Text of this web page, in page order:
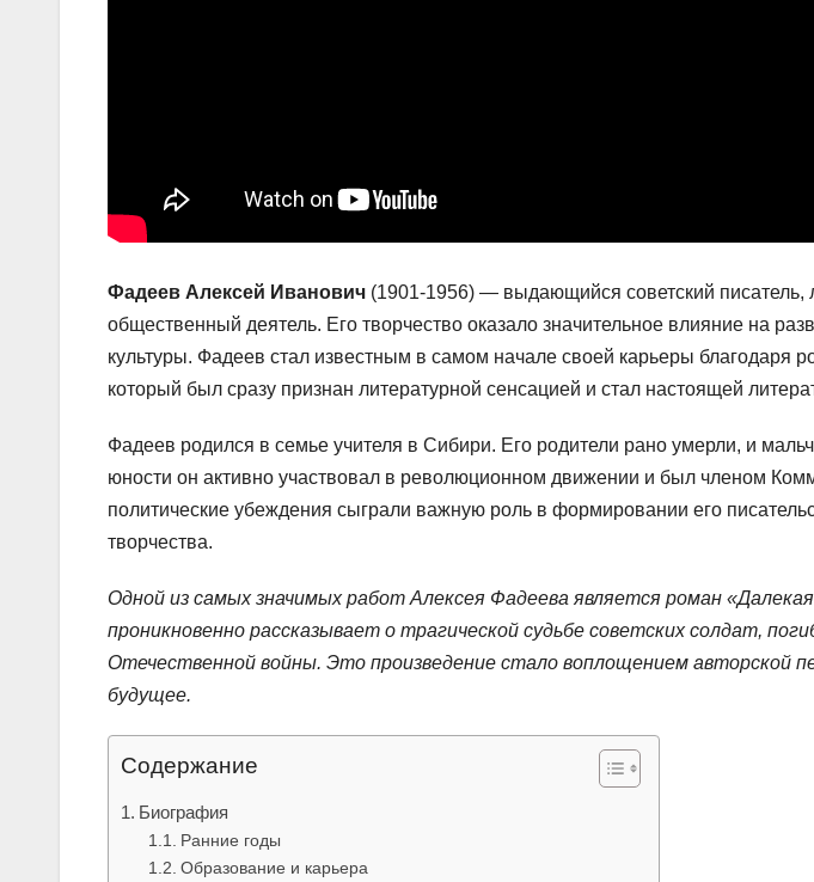
Фадеев Алексей Иванович (1901-1956) — выдающийся советский писатель,
общественный деятель. Его творчество оказало значительное влияние на
культуры. Фадеев стал известным в самом начале своей карьеры благодаря
который был сразу признан литературной сенсацией и стал настоящей
Фадеев родился в семье учителя в Сибири. Его родители рано умерли, и
юности он активно участвовал в революционном движении и был членом
политические убеждения сыграли важную роль в формировании его
творчества.
Одной из самых значимых работ Алексея Фадеева является роман
проникновенно рассказывает о трагической судьбе советских солдат,
Отечественной войны. Это произведение стало воплощением авторской
будущее.
Содержание
Биография
Ранние годы
Образование и карьера